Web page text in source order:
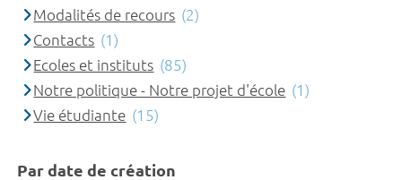
Modalités de recours (2)
Contacts (1)
Ecoles et instituts (85)
Notre politique - Notre projet d'école (1)
Vie étudiante (15)
Par date de création